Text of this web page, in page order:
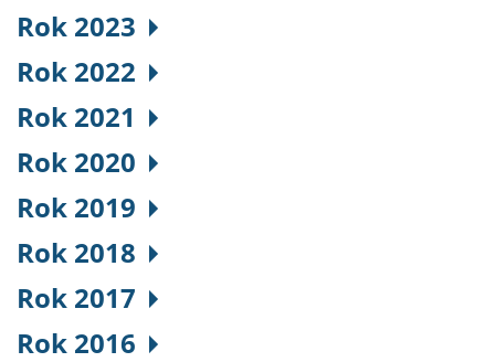
Rok 2023
Rok 2022
Rok 2021
Rok 2020
Rok 2019
Rok 2018
Rok 2017
Rok 2016